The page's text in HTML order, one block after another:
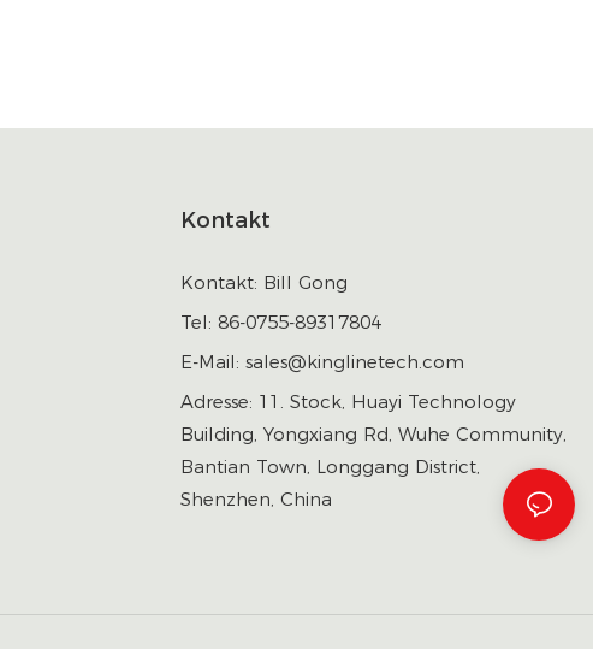
Kontakt
Kontakt: Bill Gong
Tel: 86-0755-89317804
E-Mail: sales@kinglinetech.com
Adresse: 11. Stock, Huayi Technology
Building, Yongxiang Rd, Wuhe Community,
Bantian Town, Longgang District,
Shenzhen, China